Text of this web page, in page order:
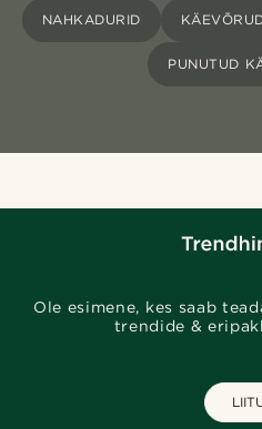
NAHKADURID
PUNUTUD
Ole esimene, kes saab
trendide &